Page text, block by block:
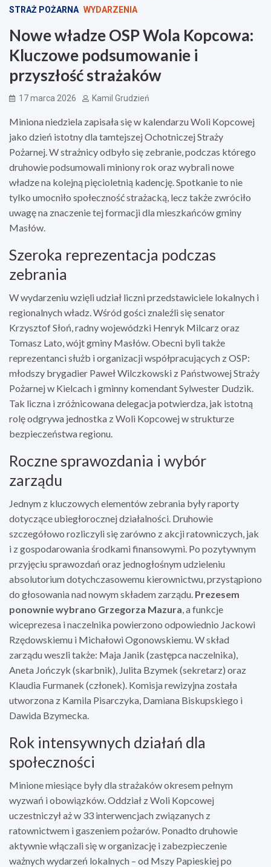
STRAŻ POŻARNA WYDARZENIA
Nowe władze OSP Wola Kopcowa:
Kluczowe podsumowanie i
przyszłość strażaków
17 marca 2026 Kamil Grudzień
Miniona niedziela zapisała się w kalendarzu Woli Kopcowej
jako dzień istotny dla tamtejszej Ochotniczej Straży
Pożarnej. W strażnicy odbyło się zebranie, podczas którego
druhowie podsumowali miniony rok oraz wybrali nowe
władze na kolejną pięcioletnią kadencję. Spotkanie to nie
tylko umocniło społeczność strażacką, lecz także zwróciło
uwagę na znaczenie tej formacji dla mieszkańców gminy
Masłów.
Szeroka reprezentacja podczas
zebrania
W wydarzeniu wzięli udział liczni przedstawiciele lokalnych i
regionalnych władz. Wśród gości znaleźli się senator
Krzysztof Słoń, radny wojewódzki Henryk Milcarz oraz
Tomasz Lato, wójt gminy Masłów. Obecni byli także
reprezentanci służb i organizacji współpracujących z OSP:
młodszy brygadier Paweł Wilczkowski z Państwowej Straży
Pożarnej w Kielcach i gminny komendant Sylwester Dudzik.
Tak liczna i zróżnicowana delegacja potwierdza, jak istotną
rolę odgrywa jednostka z Woli Kopcowej w strukturze
bezpieczeństwa regionu.
Roczne sprawozdania i wybór
zarządu
Jednym z kluczowych elementów zebrania były raporty
dotyczące ubiegłorocznej działalności. Druhowie
szczegółowo rozliczyli się zarówno z akcji ratowniczych, jak
i z gospodarowania środkami finansowymi. Po pozytywnym
przyjęciu sprawozdań oraz jednogłośnym udzieleniu
absolutorium dotychczasowemu kierownictwu, przystąpiono
do głosowania nad nowym składem zarządu. Prezesem
ponownie wybrano Grzegorza Mazura , a funkcje
wiceprezesa i naczelnika powierzono odpowiednio Jackowi
Rzędowskiemu i Michałowi Ogonowskiemu. W skład
zarządu weszli także: Maja Janik (zastępca naczelnika),
Aneta Jończyk (skarbnik), Julita Bzymek (sekretarz) oraz
Klaudia Furmanek (członek). Komisja rewizyjna została
utworzona z Kamila Pisarczyka, Damiana Biskupskiego i
Dawida Bzymecka.
Rok intensywnych działań dla
społeczności
Minione miesiące były dla strażaków okresem pełnym
wyzwań i obowiązków. Oddział z Woli Kopcowej
uczestniczył aż w 33 interwencjach związanych z
ratownictwem i gaszeniem pożarów. Ponadto druhowie
aktywnie włączali się w organizację i zabezpieczenie
ważnych wydarzeń lokalnych – od Mszy Papieskiej po